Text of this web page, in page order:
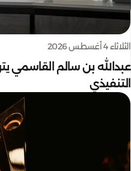
الثلاثاء 4 أغسطس 2026
عبدالله بن سالم القاسمي
التنفيذي